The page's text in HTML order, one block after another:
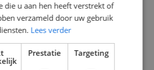
ring
5 x 2.5 YMVK
die u aan hen heeft verstrekt of
verzameld door uw gebruik
Lees verder
Prestatie Targeting